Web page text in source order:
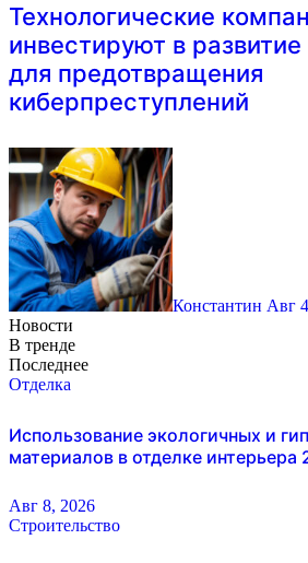
Технологические
инвестируют в
для предотвращения
киберпреступлений
Константин Авг
Новости
В тренде
Последнее
Отделка
Использование экологичных и
материалов в отделке интерьера
Авг 8, 2026
Строительство